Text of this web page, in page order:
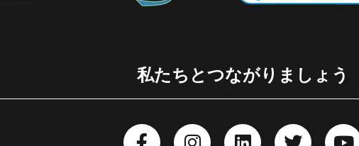
私たちとつながりましょう
F I L T Y